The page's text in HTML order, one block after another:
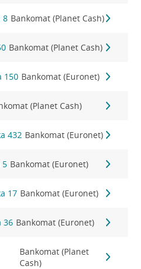
8 Bankomat (Planet Cash)
Bankomat (Planet Cash)
150 Bankomat (Euronet)
(Planet Cash)
432 Bankomat (Euronet)
5 Bankomat (Euronet)
17 Bankomat (Euronet)
36 Bankomat (Euronet)
Bankomat (Planet
Cash)